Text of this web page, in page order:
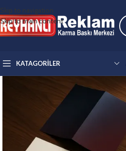
Skip to navigation
Skip to main content
KATAGORILER